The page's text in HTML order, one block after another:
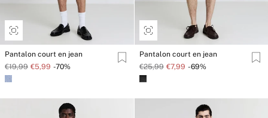
Pantalon court en jean
€19,99 €5,99 -70%
Pantalon court en jean
€25,99 €7,99 -69%